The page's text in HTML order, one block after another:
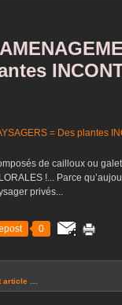
de cailloux ou
!... Parce
privés...
0
article